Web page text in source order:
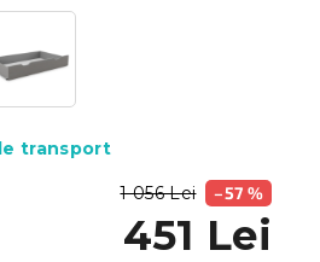
1 056 Lei –57 %
451 Lei
transport